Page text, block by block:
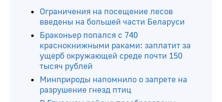
Ограничения на посещение лесов
введены на большей части Беларуси
Браконьер попался с 740
краснокнижными раками: заплатит за
ущерб окружающей среде почти 150
тысяч рублей
Минприроды напомнило о запрете на
разрушение гнезд птиц